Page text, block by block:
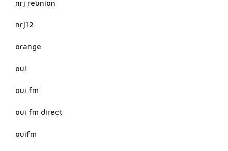
nrj reunion
nrj12
orange
oui
oui fm
oui fm direct
ouifm